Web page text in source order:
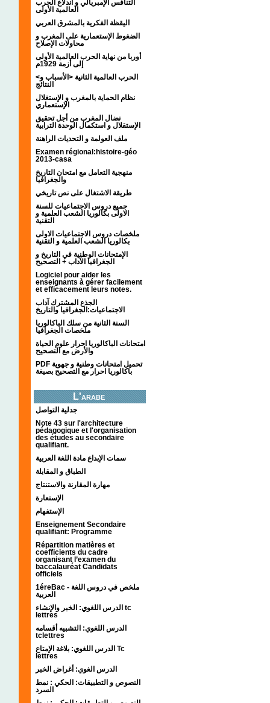
التنافس الإمبريالي و اندلاع الحرب
العالمية الأولى
اليقظة الفكرية بالمشرق العربي
الضغوط الإستعمارية على المغرب و
محاولات الإصلاح
أوربا من نهاية الحرب العالمية الأولى
إلى أزمة 1929م
<الحرب العالمية الثانية <الأسباب و
النتائج
نظام الحماية بالمغرب و الإستغلال
الإستعماري
نضال المغرب من أجل تحقيق
الإستقلال و استكمال الوحدة الترابية
ملف العولمة و التحديات الراهنة
Examen régional:histoire-géo
2013-casa
منهجية التعامل مع امتحان التاريخ
والجغرافيا
طريقة الاشتغال على نص تاريخي
جميع دروس الاجتماعيات للسنة
الاولى بكالوريا الشعب العلمية و
التقنية
ملخصات دروس الاجتماعيات الاولى
بكالوريا الشعب العلمية و التقنية
الإمتحانات الوطنية في التاريخ و
الجغرافيا الآداب + التصحيح
Logiciel pour aider les
enseignants à gérer facilement
et efficacement leurs notes.
الجذع المشترك آداب
الاجتماعيات:الجغرافيا والتاريخ
السنة الثانية من سلك الباكالوريا
ملخصات الجغرافيا
امتحانات الباكالوريا احرار علوم الحياة
والأرض مع التصحيح
PDF تحميل امتحانات وطنية و جهوية
باكالوريا احرار مع التصحيح بصيغة
L'arabe
جدلية التواصل
Note 43 sur l'architecture
pédagogique et l'organisation
des études au secondaire
qualifiant.
سمات الإبداع مادة اللغة العربية
الطباق و المقابلة
مهارة المقارنة والاستنتاج
الإستعارة
الإستفهام
Enseignement Secondaire
qualifiant: Programme
Répartition matières et
coefficients du cadre
organisant l’examen du
baccalauréat Candidats
officiels
1éreBac - ملخص في دروس اللغة
العربية
الدرس اللغوي: الخبر والإنشاء tc
lettres
الدرس اللغوي: التشبيه أقسامه
tclettres
الدرس اللغوي: بلاغة الإمتاع Tc
lettres
الدرس الغوي: أغراض الخبر
النصوص و التطبيقات: الحكي : نمط
السرد